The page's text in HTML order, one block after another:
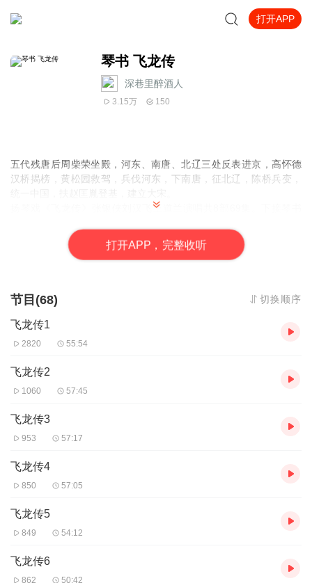
打开APP
琴书 飞龙传
深巷里醉酒人
3.15万 150
五代残唐后周柴荣坐殿，河东、南唐、北辽三处反表进京，高怀德
汉桥揭榜，黄松园救驾，兵伐河东，下南唐，征北辽，陈桥兵变，
扬琴戏《飞龙传》张银侠刘汉飞王道兰演唱共8部69集。下接琴书
打开APP，完整收听
节目(68) 切换顺序
飞龙传1
2820 55:54
飞龙传2
1060 57:45
飞龙传3
953 57:17
飞龙传4
850 57:05
飞龙传5
849 54:12
飞龙传6
862 50:42